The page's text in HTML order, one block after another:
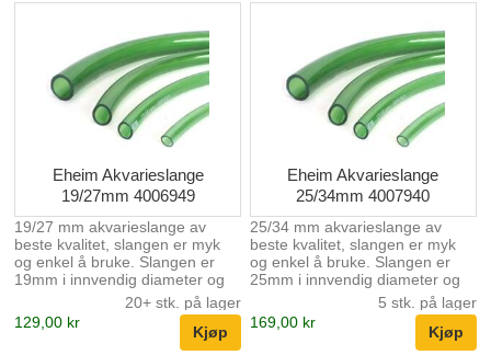
Eheim Akvarieslange
19/27mm 4006949
19/27 mm akvarieslange av
beste kvalitet, slangen er myk
og enkel å bruke. Slangen er
19mm i innvendig diameter og
27mm utvendig. Slangen selges
i meter. dvs. 12 stk = 12 meters
slange i ett stykke. Slange pris
20+ stk. på lager
129,00 kr
Eheim Akvarieslange
25/34mm 4007940
25/34 mm akvarieslange av
beste kvalitet, slangen er myk
og enkel å bruke. Slangen er
25mm i innvendig diameter og
34mm utvendig. Slangen selges
i meter. dvs. 12 stk = 12 meters
slange i ett stykke.
5 stk. på lager
169,00 kr